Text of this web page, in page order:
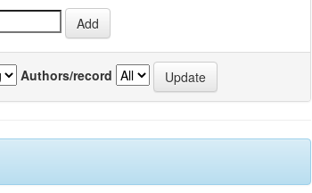
Authors/record